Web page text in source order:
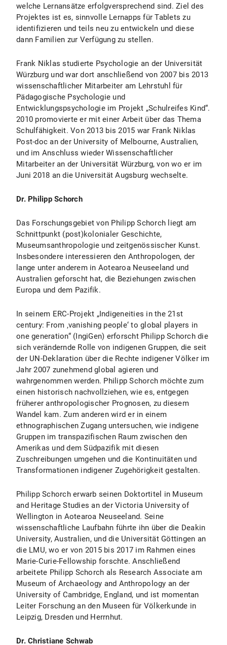
welche Lernansätze erfolgversprechend sind. Ziel des
Projektes ist es, sinnvolle Lernapps für Tablets zu
identifizieren und teils neu zu entwickeln und diese
dann Familien zur Verfügung zu stellen.
Frank Niklas studierte Psychologie an der Universität
Würzburg und war dort anschließend von 2007 bis 2013
wissenschaftlicher Mitarbeiter am Lehrstuhl für
Pädagogische Psychologie und
Entwicklungspsychologie im Projekt „Schulreifes Kind“.
2010 promovierte er mit einer Arbeit über das Thema
Schulfähigkeit. Von 2013 bis 2015 war Frank Niklas
Post-doc an der University of Melbourne, Australien,
und im Anschluss wieder Wissenschaftlicher
Mitarbeiter an der Universität Würzburg, von wo er im
Juni 2018 an die Universität Augsburg wechselte.
Dr. Philipp Schorch
Das Forschungsgebiet von Philipp Schorch liegt am
Schnittpunkt (post)kolonialer Geschichte,
Museumsanthropologie und zeitgenössischer Kunst.
Insbesondere interessieren den Anthropologen, der
lange unter anderem in Aotearoa Neuseeland und
Australien geforscht hat, die Beziehungen zwischen
Europa und dem Pazifik.
In seinem ERC-Projekt „Indigeneities in the 21st
century: From ‚vanishing people‘ to global players in
one generation“ (IngiGen) erforscht Philipp Schorch die
sich verändernde Rolle von indigenen Gruppen, die seit
der UN-Deklaration über die Rechte indigener Völker im
Jahr 2007 zunehmend global agieren und
wahrgenommen werden. Philipp Schorch möchte zum
einen historisch nachvollziehen, wie es, entgegen
früherer anthropologischer Prognosen, zu diesem
Wandel kam. Zum anderen wird er in einem
ethnographischen Zugang untersuchen, wie indigene
Gruppen im transpazifischen Raum zwischen den
Amerikas und dem Südpazifik mit diesen
Zuschreibungen umgehen und die Kontinuitäten und
Transformationen indigener Zugehörigkeit gestalten.
Philipp Schorch erwarb seinen Doktortitel in Museum
and Heritage Studies an der Victoria University of
Wellington in Aotearoa Neuseeland. Seine
wissenschaftliche Laufbahn führte ihn über die Deakin
University, Australien, und die Universität Göttingen an
die LMU, wo er von 2015 bis 2017 im Rahmen eines
Marie-Curie-Fellowship forschte. Anschließend
arbeitete Philipp Schorch als Research Associate am
Museum of Archaeology and Anthropology an der
University of Cambridge, England, und ist momentan
Leiter Forschung an den Museen für Völkerkunde in
Leipzig, Dresden und Herrnhut.
Dr. Christiane Schwab